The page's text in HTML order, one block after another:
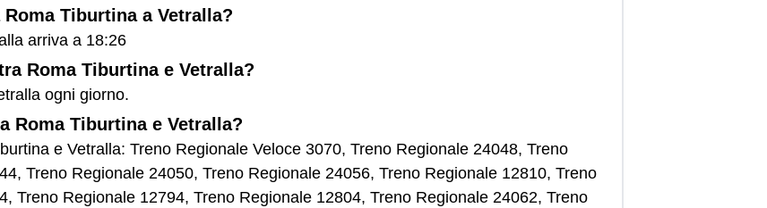
Tiburtina a Vetralla?
arriva a 18:26
Roma Tiburtina e Vetralla?
ogni giorno.
Roma Tiburtina e Vetralla?
e Vetralla: Treno Regionale Veloce 3070, Treno Regionale 24048, Treno
Treno Regionale 24050, Treno Regionale 24056, Treno Regionale 12810, Treno
Treno Regionale 12794, Treno Regionale 12804, Treno Regionale 24062, Treno